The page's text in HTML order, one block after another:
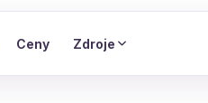
Ceny Zdroje